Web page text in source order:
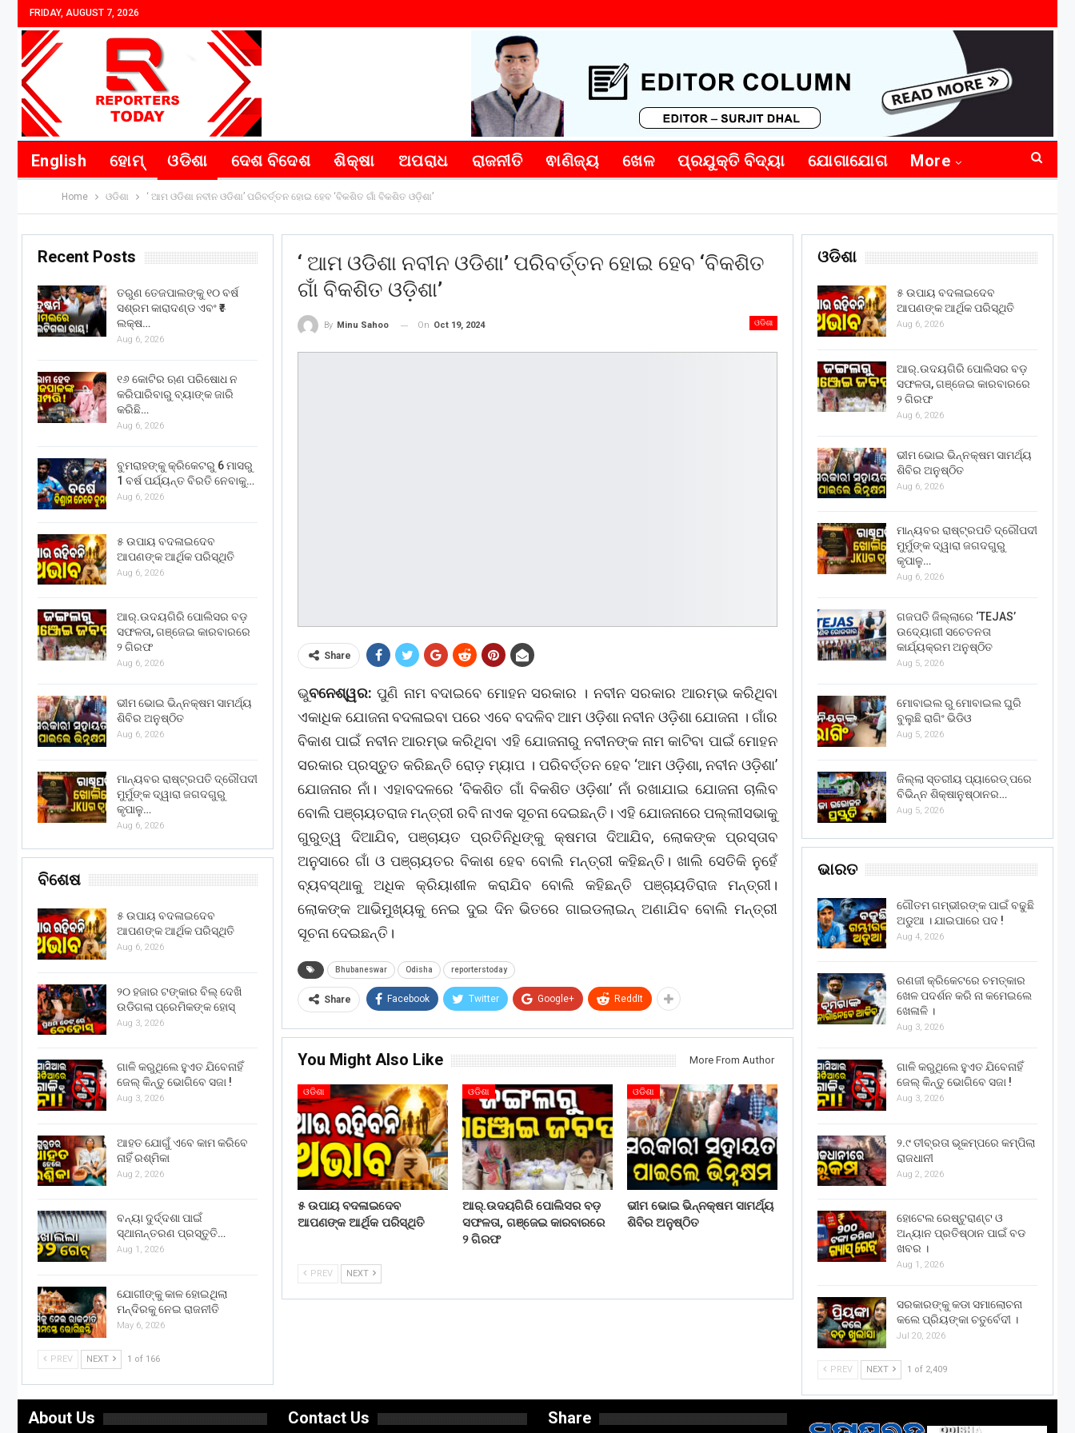
FRIDAY, AUGUST 7, 2026
English ହୋମ୍ ଓଡିଶା ଦେଶ ବିଦେଶ ଶିକ୍ଷା ଅପରାଧ ରାଜନୀତି ଵାଣିଜ୍ୟ ଖେଳ ପ୍ରଯୁକ୍ତି ବିଦ୍ୟା ଯୋଗାଯୋଗ More
Home ଓଡିଶା ‘ ଆମ ଓଡିଶା ନବୀନ ଓଡିଶା’ ପରିବର୍ତ୍ତନ ହୋଇ ହେବ ‘ବିକଶିତ ଗାଁ ବିକଶିତ ଓଡ଼ିଶା’
‘ ଆମ ଓଡିଶା ନବୀନ ଓଡିଶା’ ପରିବର୍ତ୍ତନ ହୋଇ ହେବ ‘ବିକଶିତ
ଗାଁ ବିକଶିତ ଓଡ଼ିଶା’
ଓଡିଶା
By Minu Sahoo On Oct 19, 2024
Share
ଭୁବନେଶ୍ୱର:ପୁଣି ନାମ ବଦାଇବେ ମୋହନ ସରକାର । ନବୀନ ସରକାର ଆରମ୍ଭ କରିଥିବା
ଏକାଧିକ ଯୋଜନା ବଦଳାଇବା ପରେ ଏବେ ବଦଳିବ ଆମ ଓଡ଼ିଶା ନବୀନ ଓଡ଼ିଶା ଯୋଜନା । ଗାଁର
ବିକାଶ ପାଇଁ ନବୀନ ଆରମ୍ଭ କରିଥିବା ଏହି ଯୋଜନାରୁ ନବୀନଙ୍କ ନାମ କାଟିବା ପାଇଁ ମୋହନ
ସରକାର ପ୍ରସ୍ତୁତ କରିଛନ୍ତି ରୋଡ଼ ମ୍ୟାପ । ପରିବର୍ତ୍ତନ ହେବ ‘ଆମ ଓଡ଼ିଶା, ନବୀନ ଓଡ଼ିଶା’
ଯୋଜନାର ନାଁ। ଏହାବଦଳରେ ‘ବିକଶିତ ଗାଁ ବିକଶିତ ଓଡ଼ିଶା’ ନାଁ ରଖାଯାଇ ଯୋଜନା ଚାଲିବ
ବୋଲି ପଞ୍ଚାୟତରାଜ ମନ୍ତ୍ରୀ ରବି ନାଏକ ସୂଚନା ଦେଇଛନ୍ତି। ଏହି ଯୋଜନାରେ ପଲ୍ଲୀସଭାକୁ
ଗୁରୁତ୍ୱ ଦିଆଯିବ, ପଞ୍ଚାୟତ ପ୍ରତିନିଧିଙ୍କୁ କ୍ଷମତା ଦିଆଯିବ, ଲୋକଙ୍କ ପ୍ରସ୍ତାବ
ଅନୁସାରେ ଗାଁ ଓ ପଞ୍ଚାୟତର ବିକାଶ ହେବ ବୋଲି ମନ୍ତ୍ରୀ କହିଛନ୍ତି। ଖାଲି ସେତିକି ନୁହେଁ
ବ୍ୟବସ୍ଥାକୁ ଅଧିକ କ୍ରିୟାଶୀଳ କରାଯିବ ବୋଲି କହିଛନ୍ତି ପଞ୍ଚାୟତିରାଜ ମନ୍ତ୍ରୀ।
ଲୋକଙ୍କ ଆଭିମୁଖ୍ୟକୁ ନେଇ ଦୁଇ ଦିନ ଭିତରେ ଗାଇଡଲାଇନ୍‌‌ ଅଣାଯିବ ବୋଲି ମନ୍ତ୍ରୀ
ସୂଚନା ଦେଇଛନ୍ତି।
Bhubaneswar Odisha reporterstoday
Share Facebook Twitter Google+ ReddIt
You Might Also Like More From Author
ଓଡିଶା
୫ ଉପାୟ ବଦଳାଇଦେବ
ଆପଣଙ୍କ ଆର୍ଥିକ ପରିସ୍ଥିତି
ଓଡିଶା
ଆର୍.ଉଦୟଗିରି ପୋଲିସର ବଡ଼
ସଫଳତା, ଗଞ୍ଜେଇ କାରବାରରେ
୨ ଗିରଫ
ଓଡିଶା
ଭୀମ ଭୋଇ ଭିନ୍ନକ୍ଷମ ସାମର୍ଥ୍ୟ
ଶିବିର ଅନୁଷ୍ଠିତ
PREV NEXT
ଓଡିଶା
୫ ଉପାୟ ବଦଳାଇଦେବ
ଆପଣଙ୍କ ଆର୍ଥିକ ପରିସ୍ଥିତି
Aug 6, 2026
ଆର୍.ଉଦୟଗିରି ପୋଲିସର ବଡ଼
ସଫଳତା, ଗଞ୍ଜେଇ କାରବାରରେ
୨ ଗିରଫ
Aug 6, 2026
ଭୀମ ଭୋଇ ଭିନ୍ନକ୍ଷମ ସାମର୍ଥ୍ୟ
ଶିବିର ଅନୁଷ୍ଠିତ
Aug 6, 2026
ମାନ୍ୟବର ରାଷ୍ଟ୍ରପତି ଦ୍ରୌପଦୀ
ମୁର୍ମୁଙ୍କ ଦ୍ୱାରା ଜଗଦଗୁରୁ
କୃପାଳୁ…
Aug 6, 2026
ଗଜପତି ଜିଲ୍ଲାରେ ‘TEJAS’
ଉଦ୍ୟୋଗୀ ସଚେତନତା
କାର୍ଯ୍ୟକ୍ରମ ଅନୁଷ୍ଠିତ
Aug 5, 2026
ମୋବାଇଲ ରୁ ମୋବାଇଲ ଘୁରି
ବୁଲୁଛି ରାଗିଂ ଭିଡିଓ
Aug 5, 2026
ଜିଲ୍ଲା ସ୍ତରୀୟ ପ୍ୟାରେଡ୍ ପରେ
ବିଭିନ୍ନ ଶିକ୍ଷାନୁଷ୍ଠାନର…
Aug 5, 2026
ଭାରତ
ଗୌତମ ଗମ୍ଭୀରଙ୍କ ପାଇଁ ବଢୁଛି
ଅଡୁଆ । ଯାଇପାରେ ପଦ !
Aug 4, 2026
ରଣଜୀ କ୍ରିକେଟରେ ଚମତ୍କାର
ଖେଳ ପଦର୍ଶନ କରି ନା କମେଇଲେ
ଖେଳାଳି ।
Aug 3, 2026
ଗାଳି କରୁଥିଲେ ହୁଏତ ଯିବେନାହିଁ
ଜେଲ୍ କିନ୍ତୁ ଭୋଗିବେ ସଜା !
Aug 3, 2026
୨.୯ ତୀବ୍ରତା ଭୂକମ୍ପରେ କମ୍ପିଲା
ରାଜଧାନୀ
Aug 2, 2026
ହୋଟେଲ ରେଷ୍ଟୁରାଣ୍ଟ ଓ
ଅନ୍ୟାନ ପ୍ରତିଷ୍ଠାନ ପାଇଁ ବଡ
ଖବର ।
Aug 1, 2026
ସରକାରଙ୍କୁ କଡା ସମାଲୋଚନା
କଲେ ପ୍ରିୟଙ୍କା ଚତୁର୍ବେଦୀ ।
Jul 20, 2026
PREV NEXT 1 of 2,409
Recent Posts
ତରୁଣ ତେଜପାଲଙ୍କୁ ୧୦ ବର୍ଷ
ସଶ୍ରମ କାରାଦଣ୍ଡ ଏବଂ ₹୫
ଲକ୍ଷ…
Aug 6, 2026
୧୬ କୋଟିର ଋଣ ପରିଷୋଧ ନ
କରିପାରିବାରୁ ବ୍ୟାଙ୍କ ଜାରି
କରିଛି…
Aug 6, 2026
ବୁମରାହଙ୍କୁ କ୍ରିକେଟରୁ 6 ମାସରୁ
1 ବର୍ଷ ପର୍ଯ୍ୟନ୍ତ ବିରତି ନେବାକୁ…
Aug 6, 2026
୫ ଉପାୟ ବଦଳାଇଦେବ
ଆପଣଙ୍କ ଆର୍ଥିକ ପରିସ୍ଥିତି
Aug 6, 2026
ଆର୍.ଉଦୟଗିରି ପୋଲିସର ବଡ଼
ସଫଳତା, ଗଞ୍ଜେଇ କାରବାରରେ
୨ ଗିରଫ
Aug 6, 2026
ଭୀମ ଭୋଇ ଭିନ୍ନକ୍ଷମ ସାମର୍ଥ୍ୟ
ଶିବିର ଅନୁଷ୍ଠିତ
Aug 6, 2026
ମାନ୍ୟବର ରାଷ୍ଟ୍ରପତି ଦ୍ରୌପଦୀ
ମୁର୍ମୁଙ୍କ ଦ୍ୱାରା ଜଗଦଗୁରୁ
କୃପାଳୁ…
Aug 6, 2026
ବିଶେଷ
୫ ଉପାୟ ବଦଳାଇଦେବ
ଆପଣଙ୍କ ଆର୍ଥିକ ପରିସ୍ଥିତି
Aug 6, 2026
୨୦ ହଜାର ଟଙ୍କାର ବିଲ୍ ଦେଖି
ଉଡିଗଲା ପ୍ରେମିକଙ୍କ ହୋସ୍
Aug 3, 2026
ଗାଳି କରୁଥିଲେ ହୁଏତ ଯିବେନାହିଁ
ଜେଲ୍ କିନ୍ତୁ ଭୋଗିବେ ସଜା !
Aug 3, 2026
ଆହତ ଯୋଗୁଁ ଏବେ କାମ କରିବେ
ନାହିଁ ରଶ୍ମିକା
Aug 2, 2026
ବନ୍ୟା ଦୁର୍ଦ୍ଦଶା ପାଇଁ
ସ୍ଥାନାନ୍ତରଣ ପ୍ରସ୍ତୁତି…
Aug 1, 2026
ଯୋଗୀଙ୍କୁ କାଳ ହୋଇଥିଲା
ମନ୍ଦିରକୁ ନେଇ ରାଜନୀତି
May 6, 2026
PREV NEXT 1 of 166
About Us Contact Us Share